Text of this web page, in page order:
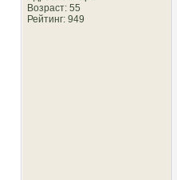
Возраст: 55
Рейтинг: 949